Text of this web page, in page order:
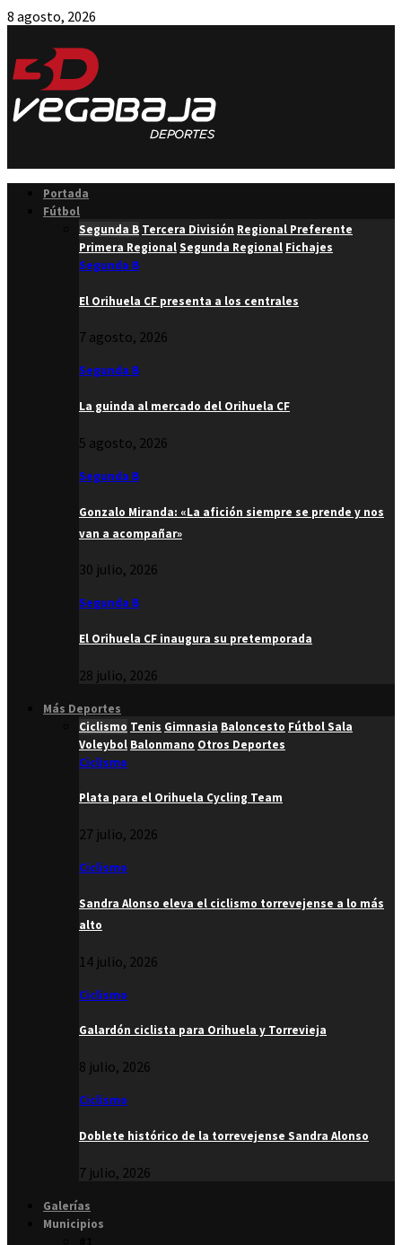
8 agosto, 2026
Portada
Fútbol
Segunda B Tercera División Regional Preferente
Primera RegionalSegunda Regional Fichajes
Segunda B
El Orihuela CF presenta a los centrales
7 agosto, 2026
Segunda B
La guinda al mercado del Orihuela CF
5 agosto, 2026
Segunda B
Gonzalo Miranda: «La afición siempre se prende y nos
van a acompañar»
30 julio, 2026
Segunda B
El Orihuela CF inaugura su pretemporada
28 julio, 2026
Más Deportes
Ciclismo Tenis Gimnasia Baloncesto Fútbol Sala
Voleybol Balonmano Otros Deportes
Ciclismo
Plata para el Orihuela Cycling Team
27 julio, 2026
Ciclismo
Sandra Alonso eleva el ciclismo torrevejense a lo más
alto
14 julio, 2026
Ciclismo
Galardón ciclista para Orihuela y Torrevieja
8 julio, 2026
Ciclismo
Doblete histórico de la torrevejense Sandra Alonso
7 julio, 2026
Galerías
Municipios